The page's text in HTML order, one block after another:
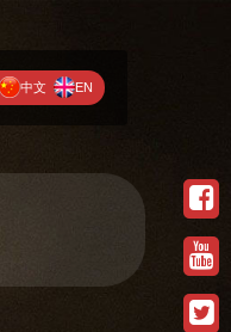
中文 EN